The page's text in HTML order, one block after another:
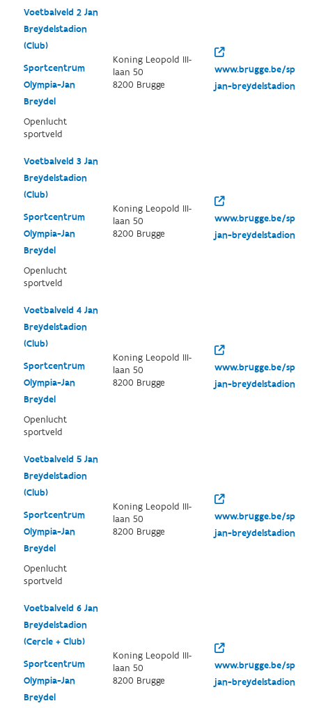
Voetbalveld 2 Jan
Breydelstadion
(Club)
Sportcentrum
Olympia-Jan
Breydel
Openlucht
sportveld
Koning Leopold III-
laan 50
8200 Brugge
www.brugge.be/
jan-breydelstadion
Voetbalveld 3 Jan
Breydelstadion
(Club)
Sportcentrum
Olympia-Jan
Breydel
Openlucht
sportveld
Koning Leopold III-
laan 50
8200 Brugge
www.brugge.be/
jan-breydelstadion
Voetbalveld 4 Jan
Breydelstadion
(Club)
Sportcentrum
Olympia-Jan
Breydel
Openlucht
sportveld
Koning Leopold III-
laan 50
8200 Brugge
www.brugge.be/
jan-breydelstadion
Voetbalveld 5 Jan
Breydelstadion
(Club)
Sportcentrum
Olympia-Jan
Breydel
Openlucht
sportveld
Koning Leopold III-
laan 50
8200 Brugge
www.brugge.be/
jan-breydelstadion
Voetbalveld 6 Jan
Breydelstadion
(Cercle + Club)
Sportcentrum
Olympia-Jan
Breydel
Koning Leopold III-
laan 50
8200 Brugge
www.brugge.be/
jan-breydelstadion